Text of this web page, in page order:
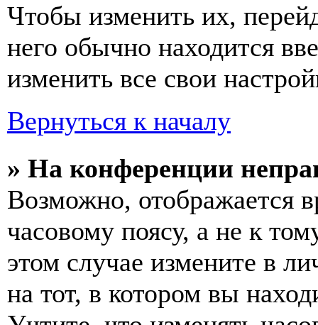
Чтобы изменить их,
него обычно находится
изменить все свои
Вернуться к началу
» На конференции
Возможно, отображается
часовому поясу, а не к
этом случае измените в
на тот, в котором вы